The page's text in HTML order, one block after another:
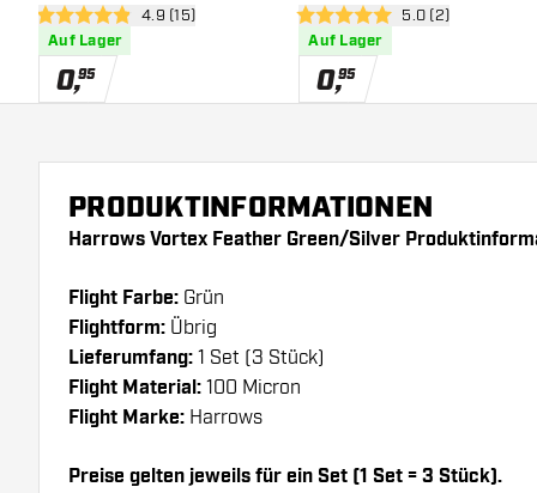
Bewertungsbereich öffnen
4.9 Bewertungssterne
4.9 (15)
Auf Lager
0,95
5 Bewertungssterne
5.0 (2)
Auf Lager
0,95
PRODUKTINFORMATIONEN
Harrows Vortex Feather Green/Silver
Flight Farbe: Grün
Flightform: Übrig
Lieferumfang: 1 Set (3 Stück)
Flight Material: 100 Micron
Flight Marke: Harrows
Preise gelten jeweils für ein Set (1 Set = 3 Stück).